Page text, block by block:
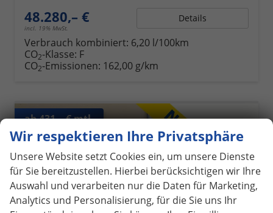
48.280,– €
incl. 19% MwSt.
Details
Verbrauch kombiniert: 6,20 l/100km
CO2-Klasse: F
CO2-Emissionen: 162,00 g/km
ab 431,– € mtl.
Wir respektieren Ihre Privatsphäre
Unsere Website setzt Cookies ein, um unsere Dienste
für Sie bereitzustellen. Hierbei berücksichtigen wir Ihre
Auswahl und verarbeiten nur die Daten für Marketing,
Analytics und Personalisierung, für die Sie uns Ihr